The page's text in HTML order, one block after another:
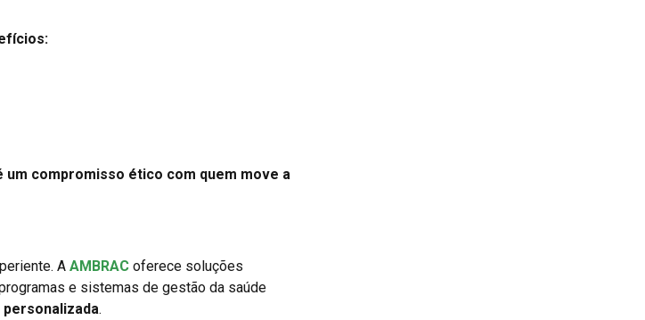
compromisso ético com quem move a
A AMBRAC oferece soluções
e sistemas de gestão da saúde
.